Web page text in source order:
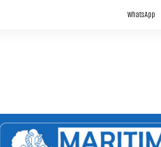
WhatsApp